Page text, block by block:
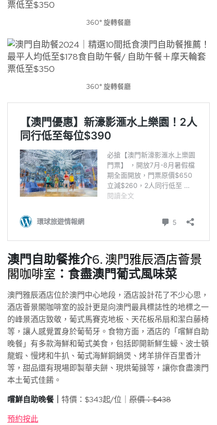
360° 旋轉餐廳
360° 旋轉餐廳
澳門自助餐推介6. 澳門雅辰酒店薈景
閣咖啡室 ：食盡澳門葡式風味菜
澳門雅辰酒店位於澳門中心地段，酒店設計花了不少心思，
酒店薈景閣咖啡室的設計更是向澳門最具標誌性的地標之一
的峰景酒店致敬，葡式馬賽克地板、天花板吊扇和潔白藤椅
等，讓人感覺置身於葡萄牙。食物方面，酒店的「嚐鮮自助
晚餐」有多款海鮮和葡式美食，包括即開新鮮生蠔、波士頓
龍蝦、慢烤和牛扒、葡式海鮮銅鍋煲、烤羊排伴百里香汁
等，甜品還有現場即製華夫餅、現烘葡撻等，讓你食盡澳門
本土葡式佳餚。
嚐鮮自助晚餐｜ 特價：$343起/位｜ 原價：$438
預約按此